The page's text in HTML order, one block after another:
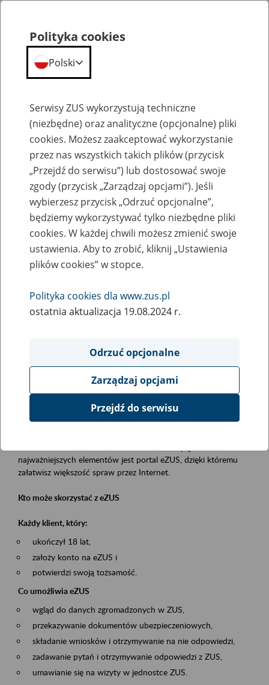
Szkolenia
Zaproś ZUS do siebie - zakładanie profili
eZUS w siedzibie Twojej firmy
Rodzaj wydarzenia
Szkolenia
Obszar merytoryczny
obsługa klientów
Opis wydarzenia
Platforma Usług Elektronicznych eZUS
najważniejszych elementów jest portal eZUS, dzięki któremu
załatwisz większość spraw przez Internet.
Kto może skorzystać z eZUS
Każdy klient, który:
ukończył 18 lat,
założy konto na eZUS i
potwierdzi swoją tożsamość.
Co umożliwia eZUS
wgląd do danych zgromadzonych w ZUS,
przekazywanie dokumentów ubezpieczeniowych,
składanie wniosków i otrzymywanie na nie odpowiedzi,
zadawanie pytań i otrzymywanie odpowiedzi z ZUS,
umawianie się na wizyty w jednostce ZUS.
Polityka cookies
Polski
Serwisy ZUS wykorzystują techniczne
(niezbędne) oraz analityczne (opcjonalne) pliki
cookies. Możesz zaakceptować wykorzystanie
przez nas wszystkich takich plików (przycisk
„Przejdź do serwisu”) lub dostosować swoje
zgody (przycisk „Zarządzaj opcjami”). Jeśli
wybierzesz przycisk „Odrzuć opcjonalne”,
będziemy wykorzystywać tylko niezbędne pliki
cookies. W każdej chwili możesz zmienić swoje
ustawienia. Aby to zrobić, kliknij „Ustawienia
plików cookies” w stopce.
Polityka cookies dla www.zus.pl
ostatnia aktualizacja 19.08.2024 r.
Odrzuć opcjonalne
Zarządzaj opcjami
Przejdź do serwisu